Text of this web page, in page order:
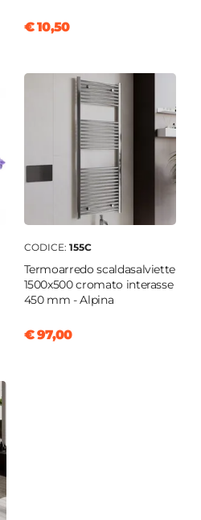
€ 10,50
CODICE: 155C
Termoarredo scaldasalviette
1500x500 cromato interasse
450 mm - Alpina
€ 97,00